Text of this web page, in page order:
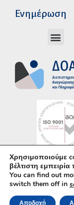
Ενημέρωση
Υλοποίηση με
WordPress•
BY–SA
Χρησιμοποιούμε
βέλτιστη
You can find out
switch them off in
Αποδοχή